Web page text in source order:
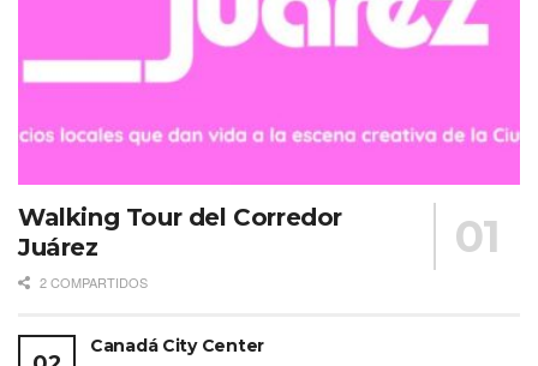
Walking Tour del Corredor
Juárez
2 COMPARTIDOS
Canadá City Center